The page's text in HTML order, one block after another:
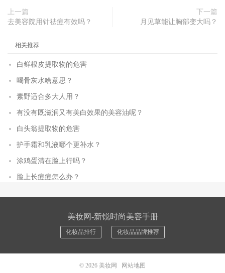
上一篇
去美容院用针祛痘有效吗？
下一篇
月见草能让胸部变大吗？
相关推荐
白鲜根皮提取物的危害
喝骨灰水啥意思？
素野适合多大人用？
有没有既滋润又有美白效果的美容油呢？
白头翁提取物的危害
护手霜和乳液哪个更补水？
涂鸡蛋清在脸上行吗？
脸上长痘痘怎么办？
美妆网-新锐时尚美容手册
化妆品排行 化妆品品牌推荐
© 2026 美妆网 网站地图